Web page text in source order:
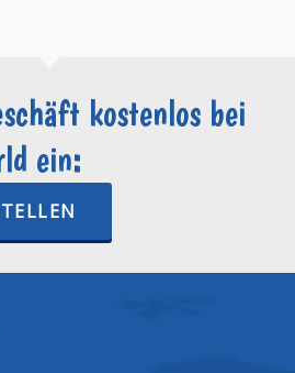
kostenlos bei
ein: